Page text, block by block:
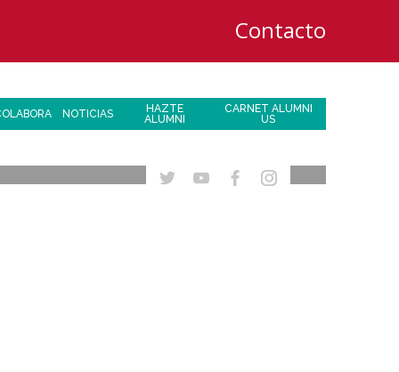
Contacto
NOTICIAS
HAZTE
ALUMNI
CARNET ALUMNI
US